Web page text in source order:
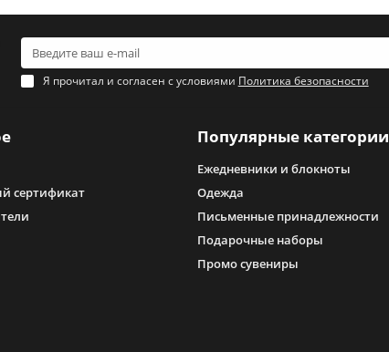
Я прочитал и согласен с условиями Политика безопасности
сертификат
Популярные категории
Ежедневники и блокноты
Одежда
Письменные принадлежности
Подарочные наборы
Промо сувениры